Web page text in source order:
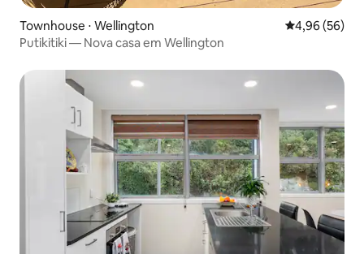
Townhouse ⋅ Wellington 4,96 de uma
4,96 (56)
Putikitiki — Nova casa em Wellington